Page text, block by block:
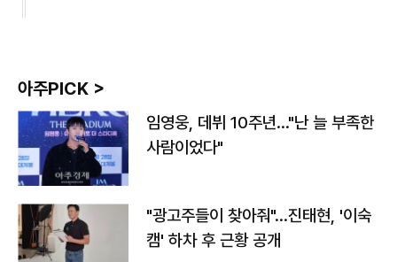
아주PICK >
임영웅, 데뷔 10주년…"난 늘 부족한
사람이었다"
"광고주들이 찾아줘"…진태현, '이숙
캠' 하차 후 근황 공개